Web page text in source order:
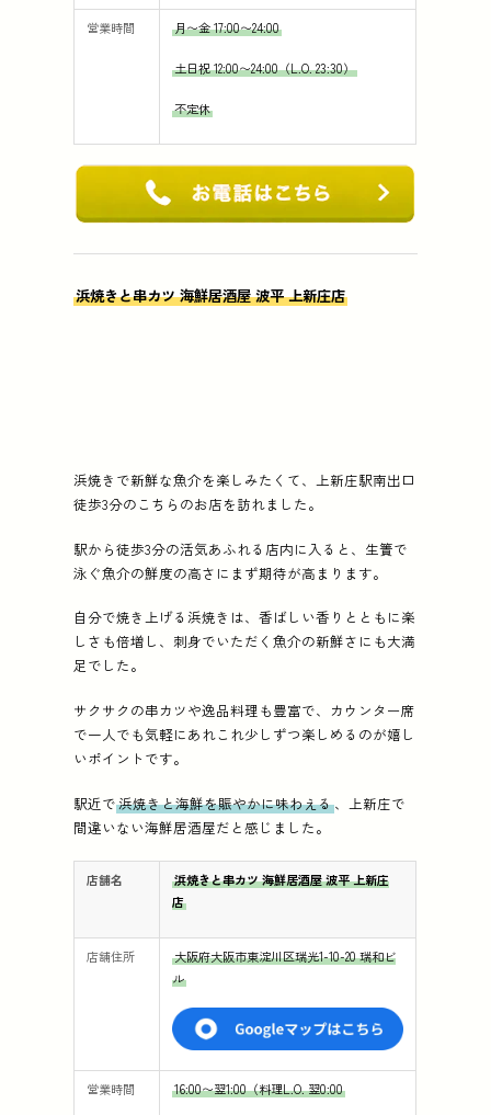
営業時間 月〜金 17:00〜24:00
土日祝 12:00〜24:00（L.O. 23:30）
不定休
浜焼きと串カツ 海鮮居酒屋 波平 上新庄店
浜焼きで新鮮な魚介を楽しみたくて、上新庄駅南出口
徒歩3分のこちらのお店を訪れました。
駅から徒歩3分の活気あふれる店内に入ると、生簀で
泳ぐ魚介の鮮度の高さにまず期待が高まります。
自分で焼き上げる浜焼きは、香ばしい香りとともに楽
しさも倍増し、刺身でいただく魚介の新鮮さにも大満
足でした。
サクサクの串カツや逸品料理も豊富で、カウンター席
で一人でも気軽にあれこれ少しずつ楽しめるのが嬉し
いポイントです。
駅近で浜焼きと海鮮を賑やかに味わえる、上新庄で
間違いない海鮮居酒屋だと感じました。
店舗名
浜焼きと串カツ 海鮮居酒屋 波平 上新庄
店
店舗住所
大阪府大阪市東淀川区瑞光1-10-20 瑞和ビ
ル
営業時間 16:00〜翌1:00（料理L.O. 翌0:00